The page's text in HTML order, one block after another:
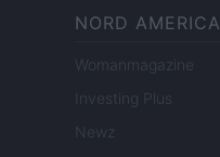
NORD AMERICA
Womanmagazine
Investing Plus
Newz